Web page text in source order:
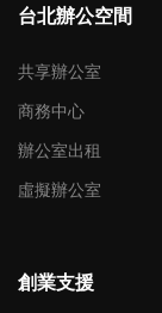
台北辦公空間
共享辦公室
商務中心
辦公室出租
虛擬辦公室
創業支援